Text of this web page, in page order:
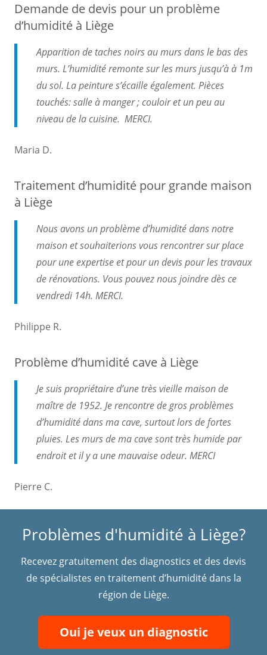
Demande de devis pour un problème
d’humidité à Liège
Apparition de taches noirs au murs dans le bas des
murs. L’humidité remonte sur les murs jusqu’à à 1m
du sol. La peinture s’écaille également. Pièces
touchés: salle à manger ; couloir et un peu au
niveau de la cuisine. MERCI.
Maria D.
Traitement d’humidité pour grande maison
à Liège
Nous avons un problème d’humidité dans notre
maison et souhaiterions vous rencontrer sur place
pour une expertise et pour un devis pour les travaux
de rénovations. Vous pouvez nous joindre dès ce
vendredi 14h. MERCI.
Philippe R.
Problème d’humidité cave à Liège
Je suis propriétaire d’une très vieille maison de
maître de 1952. Je rencontre de gros problèmes
d’humidité dans ma cave, surtout lors de fortes
pluies. Les murs de ma cave sont très humide par
endroit et il y a une mauvaise odeur. MERCI
Pierre C.
Problèmes d'humidité à Liège?
Recevez gratuitement des diagnostics et des devis
de spécialistes en traitement d’humidité dans la
région de Liège.
Oui je veux un diagnostic